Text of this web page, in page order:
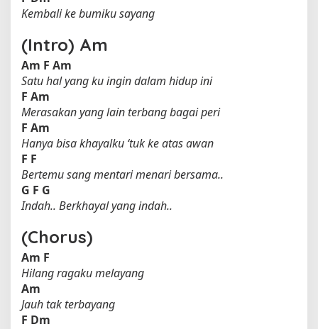
Kembali ke bumiku sayang
(Intro) Am
Am F Am
Satu hal yang ku ingin dalam hidup ini
F Am
Merasakan yang lain terbang bagai peri
F Am
Hanya bisa khayalku ‘tuk ke atas awan
F F
Bertemu sang mentari menari bersama..
G F G
Indah.. Berkhayal yang indah..
(Chorus)
Am F
Hilang ragaku melayang
Am
Jauh tak terbayang
F Dm